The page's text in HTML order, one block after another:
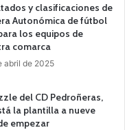
y clasificaciones de
Autonómica de fútbol
los equipos de
comarca
abril de 2025
del CD Pedroñeras,
la plantilla a nueve
empezar